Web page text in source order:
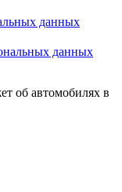
данных
данных
об автомобилях в